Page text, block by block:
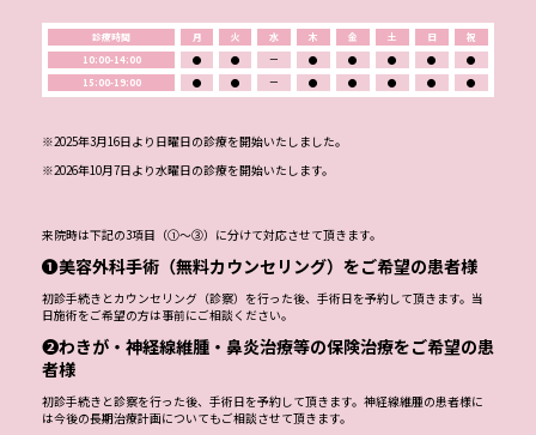
診療時間 月 火 水 木 金 土 日
祝
10:00-14:00
● ● ー ● ● ● ●
●
15:00-19:00
● ● ー ● ● ● ● ●
※2025年3月16日より日曜日の診療を開始いたしました。
※2026年10月7日より水曜日の診療を開始いたします。
来院時は下記の3項目（①～③）に分けて対応させて頂きます。
❶美容外科手術（無料カウンセリング）をご希望の患者様
初診手続きとカウンセリング（診察）を行った後、手術日を予約して頂きます。当
日施術をご希望の方は事前にご相談ください。
❷わきが・神経線維腫・鼻炎治療等の保険治療をご希望の患
者様
初診手続きと診察を行った後、手術日を予約して頂きます。神経線維腫の患者様に
は今後の長期治療計画についてもご相談させて頂きます。